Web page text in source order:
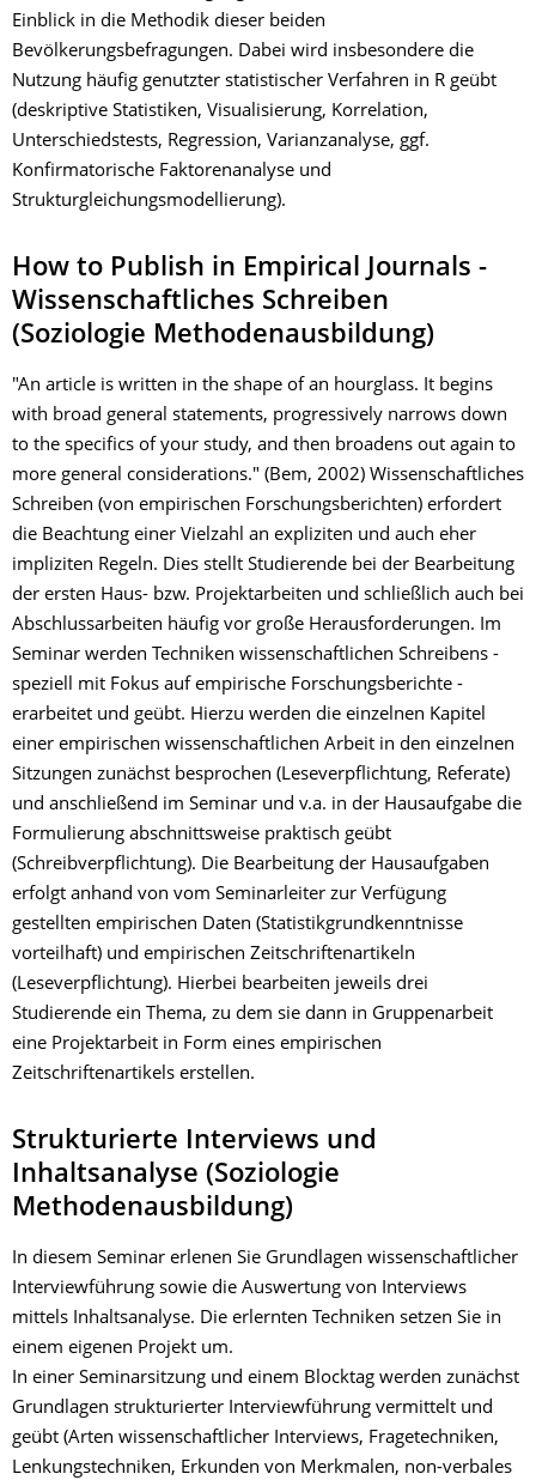
Einblick in die Methodik dieser beiden
Bevölkerungsbefragungen. Dabei wird insbesondere die
Nutzung häufig genutzter statistischer Verfahren in R geübt
(deskriptive Statistiken, Visualisierung, Korrelation,
Unterschiedstests, Regression, Varianzanalyse, ggf.
Konfirmatorische Faktorenanalyse und
Strukturgleichungsmodellierung).
How to Publish in Empirical Journals -
Wissenschaftliches Schreiben
(Soziologie Methodenausbildung)
"An article is written in the shape of an hourglass. It begins
with broad general statements, progressively narrows down
to the specifics of your study, and then broadens out again to
more general considerations." (Bem, 2002) Wissenschaftliches
Schreiben (von empirischen Forschungsberichten) erfordert
die Beachtung einer Vielzahl an expliziten und auch eher
impliziten Regeln. Dies stellt Studierende bei der Bearbeitung
der ersten Haus- bzw. Projektarbeiten und schließlich auch bei
Abschlussarbeiten häufig vor große Herausforderungen. Im
Seminar werden Techniken wissenschaftlichen Schreibens -
speziell mit Fokus auf empirische Forschungsberichte -
erarbeitet und geübt. Hierzu werden die einzelnen Kapitel
einer empirischen wissenschaftlichen Arbeit in den einzelnen
Sitzungen zunächst besprochen (Leseverpflichtung, Referate)
und anschließend im Seminar und v.a. in der Hausaufgabe die
Formulierung abschnittsweise praktisch geübt
(Schreibverpflichtung). Die Bearbeitung der Hausaufgaben
erfolgt anhand von vom Seminarleiter zur Verfügung
gestellten empirischen Daten (Statistikgrundkenntnisse
vorteilhaft) und empirischen Zeitschriftenartikeln
(Leseverpflichtung). Hierbei bearbeiten jeweils drei
Studierende ein Thema, zu dem sie dann in Gruppenarbeit
eine Projektarbeit in Form eines empirischen
Zeitschriftenartikels erstellen.
Strukturierte Interviews und
Inhaltsanalyse (Soziologie
Methodenausbildung)
In diesem Seminar erlenen Sie Grundlagen wissenschaftlicher
Interviewführung sowie die Auswertung von Interviews
mittels Inhaltsanalyse. Die erlernten Techniken setzen Sie in
einem eigenen Projekt um.
In einer Seminarsitzung und einem Blocktag werden zunächst
Grundlagen strukturierter Interviewführung vermittelt und
geübt (Arten wissenschaftlicher Interviews, Fragetechniken,
Lenkungstechniken, Erkunden von Merkmalen, non-verbales